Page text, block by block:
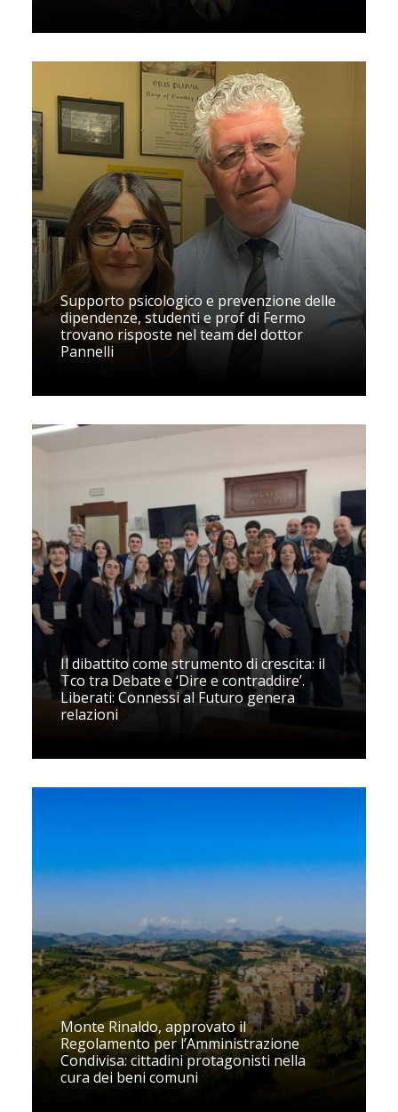
Supporto psicologico e prevenzione delle
dipendenze, studenti e prof di Fermo
trovano risposte nel team del dottor
Pannelli
Il dibattito come strumento di crescita: il
Tco tra Debate e ‘Dire e contraddire’.
Liberati: Connessi al Futuro genera
relazioni
Monte Rinaldo, approvato il
Regolamento per l’Amministrazione
Condivisa: cittadini protagonisti nella
cura dei beni comuni